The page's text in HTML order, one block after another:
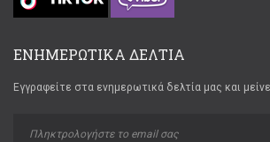
ΕΝΗΜΕΡΩΤΙΚΑ ΔΕΛΤΙΑ
Εγγραφείτε στα ενημερωτικά δελτία μας και